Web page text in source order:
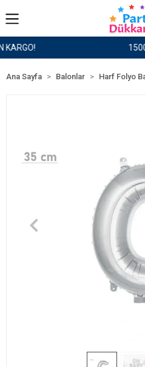
1500 TL ve Üzeri
Ana Sayfa Balonlar Harf Folyo